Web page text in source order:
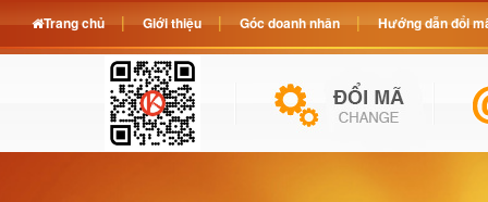
Trang chủ Giới thiệu Góc doanh nhân Hướng dẫn đổi